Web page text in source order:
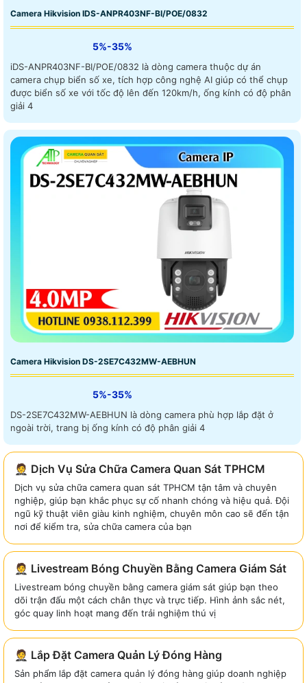
Camera Hikvision IDS-ANPR403NF-BI/POE/0832
5%-35%
iDS-ANPR403NF-BI/POE/0832 là dòng camera thuộc dự án
camera chụp biển số xe, tích hợp công nghệ AI giúp có thể chụp
được biển số xe với tốc độ lên đến 120km/h, ống kính có độ phân
giải 4
Camera Hikvision DS-2SE7C432MW-AEBHUN
5%-35%
DS-2SE7C432MW-AEBHUN là dòng camera phù hợp lắp đặt ở
ngoài trời, trang bị ống kính có độ phân giải 4
🤵 Dịch Vụ Sửa Chữa Camera Quan Sát TPHCM
Dịch vụ sửa chữa camera quan sát TPHCM tận tâm và chuyên
nghiệp, giúp bạn khắc phục sự cố nhanh chóng và hiệu quả. Đội
ngũ kỹ thuật viên giàu kinh nghiệm, chuyên môn cao sẽ đến tận
nơi để kiểm tra, sửa chữa camera của bạn
🤵 Livestream Bóng Chuyền Bằng Camera Giám Sát
Livestream bóng chuyền bằng camera giám sát giúp bạn theo
dõi trận đấu một cách chân thực và trực tiếp. Hình ảnh sắc nét,
góc quay linh hoạt mang đến trải nghiệm thú vị
🤵 Lắp Đặt Camera Quản Lý Đóng Hàng
Sản phẩm lắp đặt camera quản lý đóng hàng giúp doanh nghiệp